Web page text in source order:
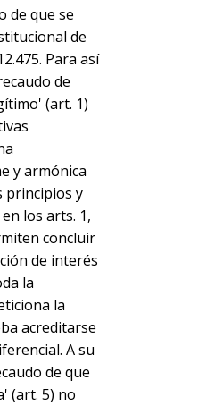
de que se
de
Para así
de
(art. 1)
y armónica
principios y
los arts. 1,
concluir
de interés
la
la
acreditarse
A su
de que
(art. 5) no